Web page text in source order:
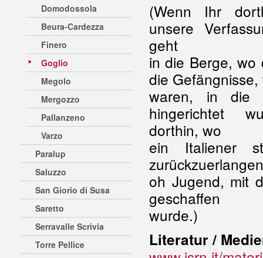
Domodossola
Beura-Cardezza
Finero
Goglio
Megolo
Mergozzo
Pallanzeno
Varzo
Paralup
Saluzzo
San Giorio di Susa
Saretto
Serravalle Scrivia
Torre Pellice
(Wenn Ihr
unsere
geht
in die Berge, wo
die
waren, in die
hingerichtet
dorthin, wo
ein Italiener
oh Jugend, mit
geschaffen
wurde.)
Literatur /